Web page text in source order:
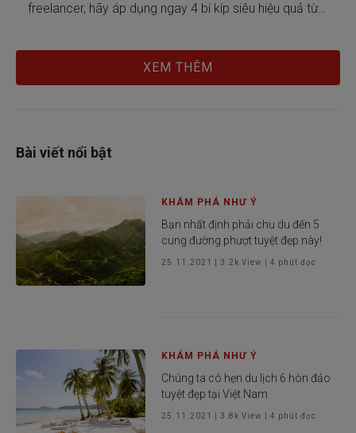
freelancer, hãy áp dụng ngay 4 bí kíp siêu hiệu quả từ
ngày!
XEM THÊM
Bài viết nổi bật
KHÁM PHÁ NHƯ Ý
Bạn nhất định phải chu du đến 5
cung đường phượt tuyệt đẹp này!
25.11.2021 |3.2k View |4 phút đọc
KHÁM PHÁ NHƯ Ý
Chúng ta có hẹn du lịch 6 hòn đảo
tuyệt đẹp tại Việt Nam
25.11.2021 |3.8k View |4 phút đọc